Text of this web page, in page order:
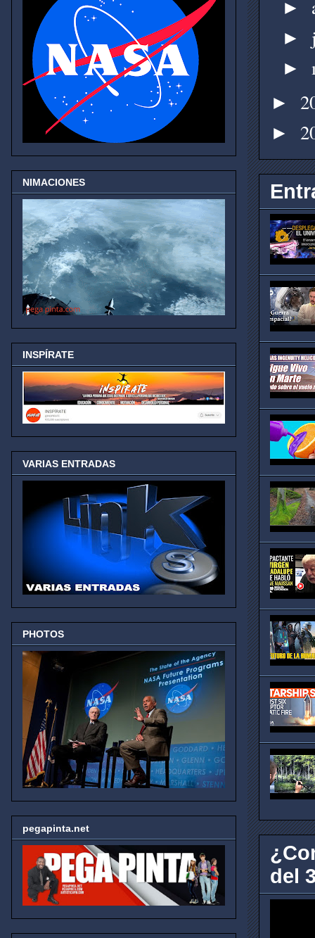
►
►
►
►
►
del
NIMACIONES
INSPÍRATE
VARIAS ENTRADAS
PHOTOS
pegapinta.net